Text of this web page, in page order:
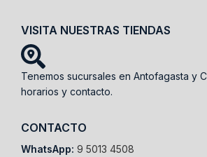
VISITA NUESTRAS TIENDAS
Tenemos sucursales en Antofagasta y
horarios y contacto.
CONTACTO
WhatsApp: 9 5013 4508